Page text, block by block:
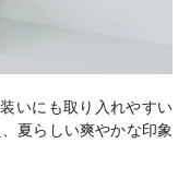
いにも取り入れやすい
夏らしい爽やかな印象